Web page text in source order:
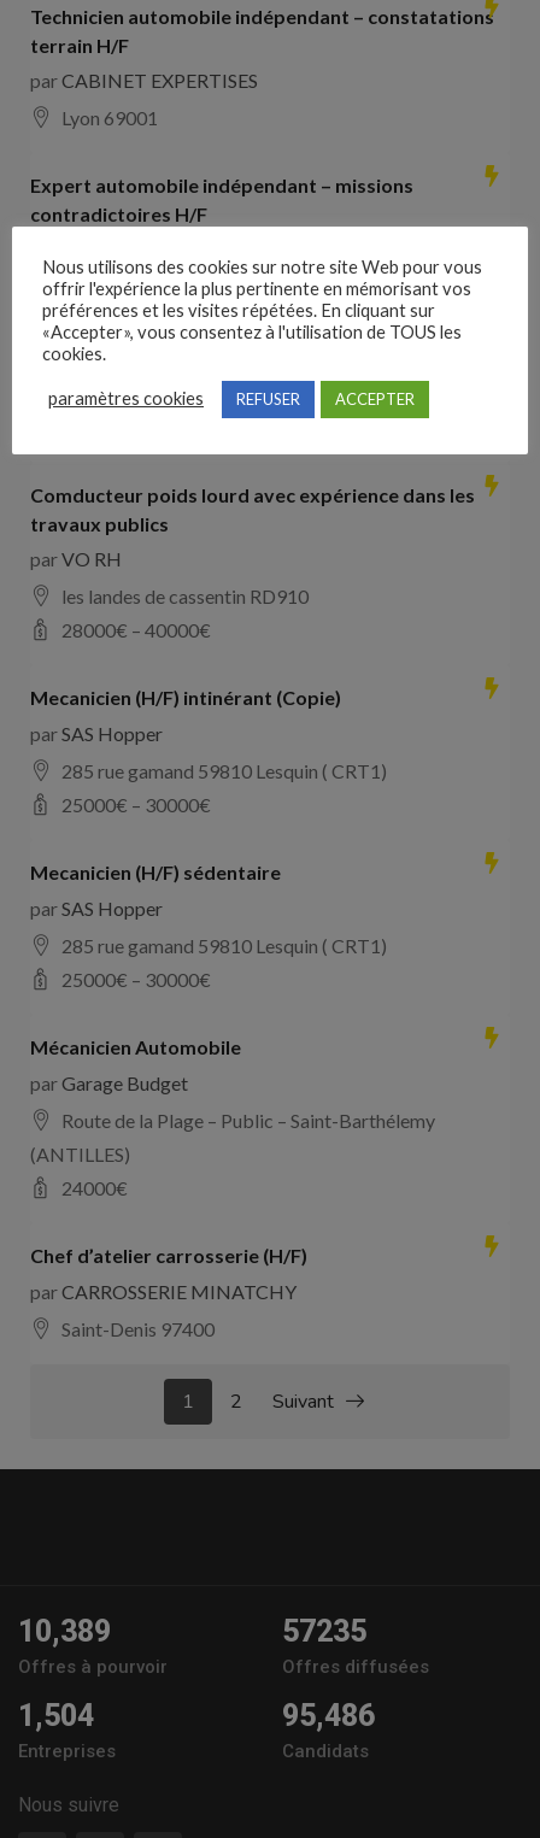
Technicien automobile indépendant – constatations
terrain H/F
parCABINET EXPERTISES
Lyon 69001
Expert automobile indépendant – missions
contradictoires H/F
Lyon 69001
Collaborateur comptable H/F
parHays France
Comducteur poids lourd avec expérience dans les
travaux publics
parVO RH
les landes de cassentin RD910
28000€ – 40000€
Mecanicien (H/F) intinérant (Copie)
parSAS Hopper
285 rue gamand 59810 Lesquin ( CRT1)
25000€ – 30000€
Mecanicien (H/F) sédentaire
parSAS Hopper
285 rue gamand 59810 Lesquin ( CRT1)
25000€ – 30000€
Mécanicien Automobile
parGarage Budget
Route de la Plage – Public – Saint-Barthélemy
(ANTILLES)
24000€
Chef d’atelier carrosserie (H/F)
parCARROSSERIE MINATCHY
Saint-Denis 97400
1 2 Suivant
10,389
Offres à pourvoir
57235
Offres diffusées
1,504
Entreprises
95,486
Candidats
Nous suivre
Nous utilisons des cookies sur notre site Web pour vous
offrir l'expérience la plus pertinente en mémorisant vos
préférences et les visites répétées. En cliquant sur
«Accepter», vous consentez à l'utilisation de TOUS les
cookies.
paramètres cookies REFUSER ACCEPTER